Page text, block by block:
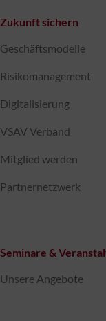
Zukunft sichern
Geschäftsmodelle
Risikomanagement
Digitalisierung
VSAV Verband
Mitglied werden
Partnernetzwerk
Seminare &
Unsere Angebote